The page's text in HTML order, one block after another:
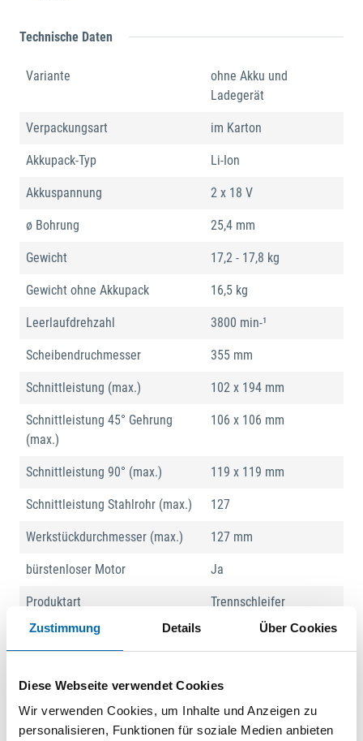
Zustimmung Details Über Cookies
Diese Webseite verwendet Cookies
Wir verwenden Cookies, um Inhalte und Anzeigen zu
personalisieren, Funktionen für soziale Medien anbieten
Technische Daten
Variante
ohne Akku und
Ladegerät
Verpackungsart im Karton
Akkupack-Typ Li-Ion
Akkuspannung 2 x 18 V
ø Bohrung 25,4 mm
Gewicht 17,2 - 17,8 kg
Gewicht ohne Akkupack 16,5 kg
Leerlaufdrehzahl 3800 min-¹
Scheibendruchmesser 355 mm
Schnittleistung (max.) 102 x 194 mm
Schnittleistung 45° Gehrung
(max.)
106 x 106 mm
Schnittleistung 90° (max.) 119 x 119 mm
Schnittleistung Stahlrohr (max.) 127
Werkstückdurchmesser (max.) 127 mm
bürstenloser Motor Ja
Produktart Trennschleifer
Lieferung ohne Koffer, Akku und Ladegerät.
Eine Akku-Trennschleifmaschine für genaues, sicheres und
schnelles Schneiden von Metall. Die beiden 18 V Akkus